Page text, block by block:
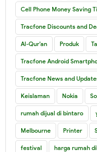
Cell Phone Money Saving
Tracfone Discounts and
Al-Qur'an Produk
Tracfone Android
Tracfone News and
Keislaman Nokia
rumah dijual di bintaro
Melbourne Printer
festival harga rumah